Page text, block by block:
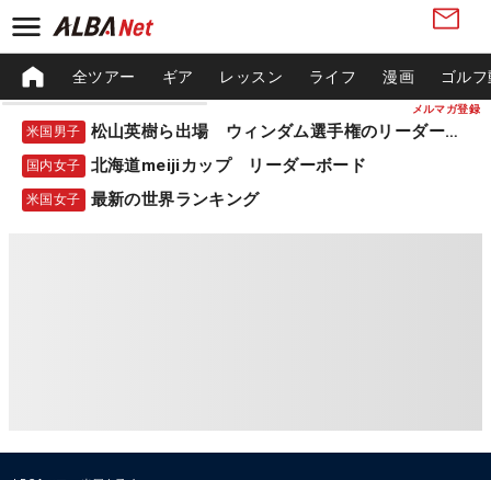
メルマガ登録
全ツアー ギア レッスン ライフ 漫画 ゴル
米国男子 松山英樹ら出場 ウィンダム選手権のリーダーボード
国内女子 北海道meijiカップ リーダーボード
米国女子 最新の世界ランキング